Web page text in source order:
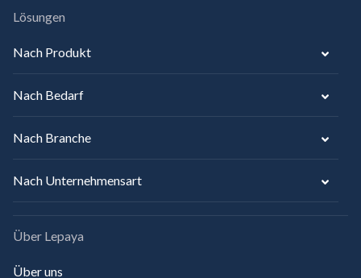
Lösungen
Nach Produkt
Nach Bedarf
Nach Branche
Nach Unternehmensart
Über Lepaya
Über uns